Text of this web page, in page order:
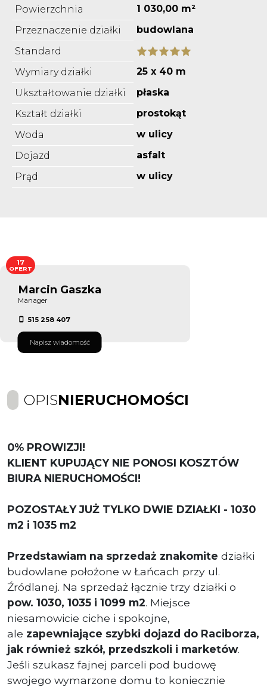
Powierzchnia
1 030,00 m²
Przeznaczenie działki
budowlana
Standard
Wymiary działki
25 x 40 m
Ukształtowanie działki
płaska
Kształt działki
prostokąt
Woda
w ulicy
Dojazd
asfalt
Prąd
w ulicy
Marcin Gaszka
Manager
515 258 407
Napisz wiadomość
17
OFERT
OPISNIERUCHOMOŚCI
0% PROWIZJI!
KLIENT KUPUJĄCY NIE PONOSI KOSZTÓW
BIURA NIERUCHOMOŚCI!
POZOSTAŁY JUŻ TYLKO DWIE DZIAŁKI - 1030
m2 i 1035 m2
Przedstawiam na sprzedaż znakomite działki
budowlane położone w Łańcach przy ul.
Źródlanej. Na sprzedaż łącznie trzy działki o
pow. 1030, 1035 i 1099 m2. Miejsce
niesamowicie ciche i spokojne,
ale zapewniające szybki dojazd do Raciborza,
jak również szkół, przedszkoli i marketów.
Jeśli szukasz fajnej parceli pod budowę
swojego wymarzone domu to koniecznie